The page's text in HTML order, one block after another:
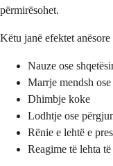
përmirësohet.
Këtu janë efektet
Nauze ose
Marrje mendsh
Dhimbje koke
Lodhtje ose
Rënie e lehtë e
Reagime të lehta